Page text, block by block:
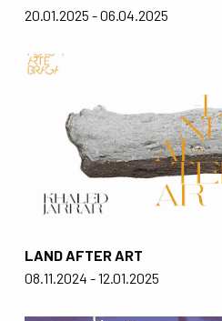
20.01.2025 - 06.04.2025
LAND AFTER ART
08.11.2024 - 12.01.2025